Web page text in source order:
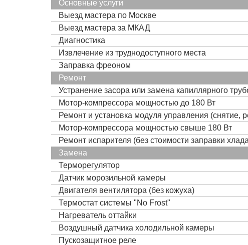
Основные услуги
Выезд мастера по Москве
Выезд мастера за МКАД
Диагностика
Извлечение из труднодоступного места
Заправка фреоном
Ремонт
Устранение засора или замена капиллярного
Мотор-компрессора мощностью до 180 Вт
Ремонт и установка модуля управления (снятие,
Мотор-компрессора мощностью свыше 180 Вт
Ремонт испарителя (без стоимости заправки
Замена
Терморегулятор
Датчик морозильной камеры
Двигателя вентилятора (без кожуха)
Термостат системы "No Frost"
Нагреватель оттайки
Воздушный датчика холодильной камеры
Пускозащитное реле